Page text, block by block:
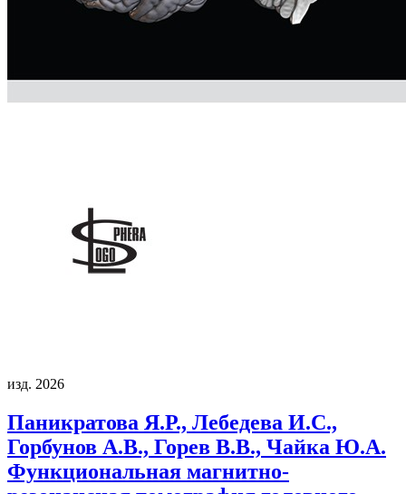
изд. 2026
Паникратова Я.Р., Лебедева И.С.,
Горбунов А.В., Горев В.В., Чайка Ю.А.
Функциональная магнитно-